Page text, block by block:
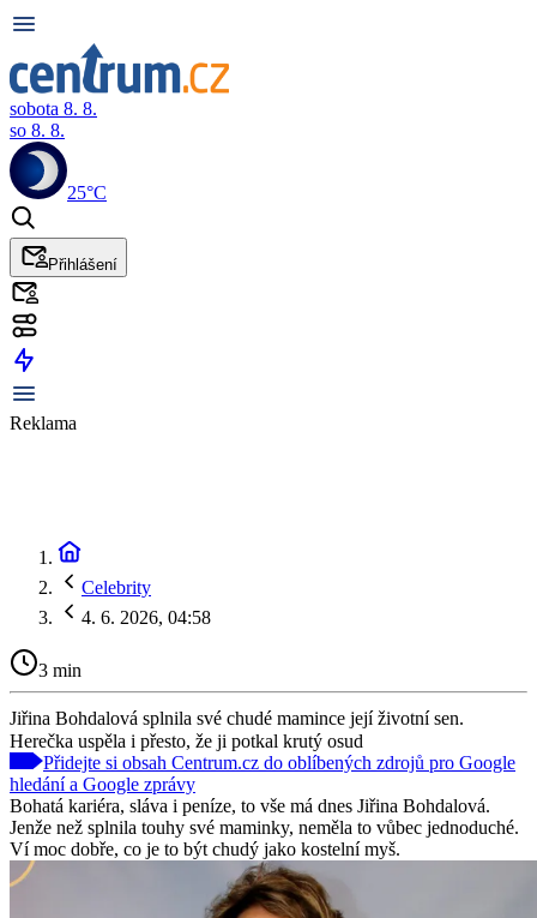
sobota 8. 8.
so 8. 8.
25°C
Přihlášení
Reklama
Celebrity
4. 6. 2026, 04:58
3 min
Jiřina Bohdalová splnila své chudé mamince její životní sen.
Herečka uspěla i přesto, že ji potkal krutý osud
Přidejte si obsah Centrum.cz do oblíbených zdrojů pro Google
hledání a Google zprávy
Bohatá kariéra, sláva i peníze, to vše má dnes Jiřina Bohdalová.
Jenže než splnila touhy své maminky, neměla to vůbec jednoduché.
Ví moc dobře, co je to být chudý jako kostelní myš.